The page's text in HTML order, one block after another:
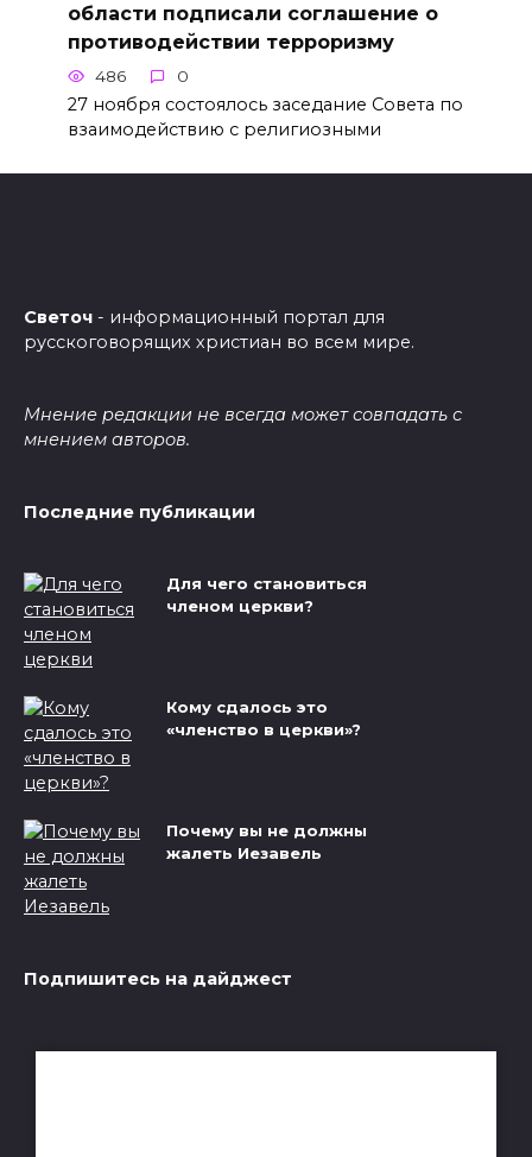
области подписали соглашение о
противодействии терроризму
486 0
27 ноября состоялось заседание Совета по
взаимодействию с религиозными
Светоч - информационный портал для
русскоговорящих христиан во всем мире.
Мнение редакции не всегда может совпадать с
мнением авторов.
Последние публикации
Для чего становиться
членом церкви?
Кому сдалось это
«членство в церкви»?
Почему вы не должны
жалеть Иезавель
Подпишитесь на дайджест